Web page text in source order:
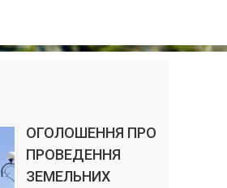
ОГОЛОШЕННЯ ПРО
ПРОВЕДЕННЯ
ЗЕМЕЛЬНИХ